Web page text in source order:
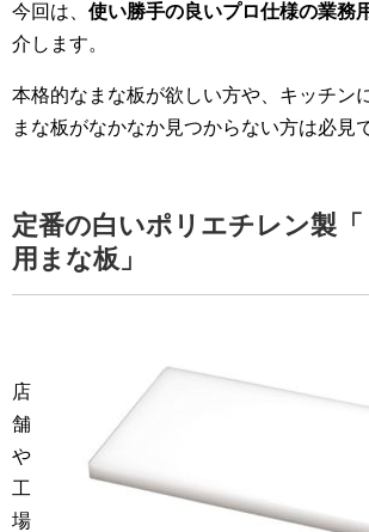
今回は、 使い勝手の良いプロ仕様の業務
介します。
本格的なまな板が欲しい方や、キッチン
まな板がなかなか見つからない方は必見
定番の白いポリエチレン製
用まな板」
店
舗
や
工
場